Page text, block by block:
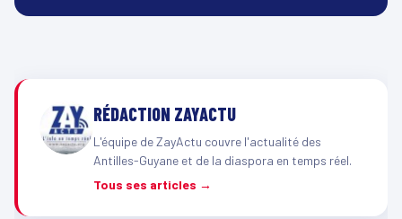
RÉDACTION ZAYACTU
L'équipe de ZayActu couvre l'actualité des
Antilles-Guyane et de la diaspora en temps réel.
Tous ses articles →